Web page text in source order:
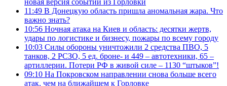
11:49 В Донецкую область пришла аномальная жара. Что
важно знать?
10:56 Ночная атака на Киев и область: десятки жертв,
удары по логистике и бизнесу, пожары по всему городу
10:03 Силы обороны уничтожили 2 средства ПВО, 5
танков, 2 РСЗО, 5 ед. броне- и 449 – автотехники, 65 –
артиллерии. Потери РФ в живой силе – 1130 “штыков”!
09:10 На Покровском направлении снова больше всего
атак, чем на ближайшем к Горловке